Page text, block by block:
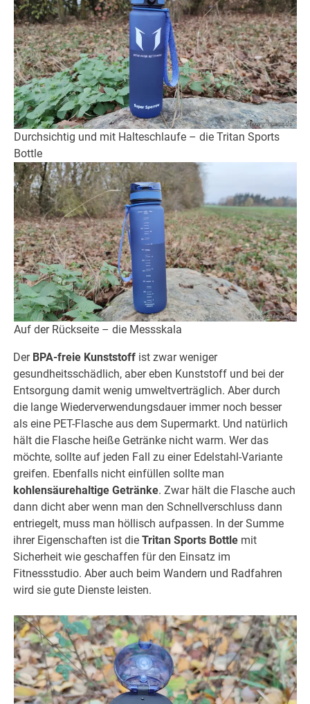
Durchsichtig und mit Halteschlaufe – die Tritan Sports
Bottle
Auf der Rückseite – die Messskala
Der BPA-freie Kunststoff ist zwar weniger
gesundheitsschädlich, aber eben Kunststoff und bei der
Entsorgung damit wenig umweltverträglich. Aber durch
die lange Wiederverwendungsdauer immer noch besser
als eine PET-Flasche aus dem Supermarkt. Und natürlich
hält die Flasche heiße Getränke nicht warm. Wer das
möchte, sollte auf jeden Fall zu einer Edelstahl-Variante
greifen. Ebenfalls nicht einfüllen sollte man
kohlensäurehaltige Getränke. Zwar hält die Flasche auch
dann dicht aber wenn man den Schnellverschluss dann
entriegelt, muss man höllisch aufpassen. In der Summe
ihrer Eigenschaften ist dieTritan Sports Bottle mit
Sicherheit wie geschaffen für den Einsatz im
Fitnessstudio. Aber auch beim Wandern und Radfahren
wird sie gute Dienste leisten.